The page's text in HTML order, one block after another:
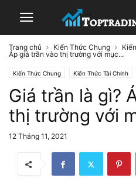
Trang chủ Kiến Thức Chung
Áp giá trần vào thị trường với mục...
Kiến Thức Chung Kiến Thức Tài Chính
Giá trần là gì?
thị trường với
12 Tháng 11, 2021